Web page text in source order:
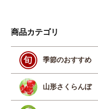
商品カテゴリ
季節のおすすめ
山形さくらんぼ